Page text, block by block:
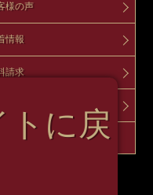
様の声
情報
請求
ラインショップ
トに戻